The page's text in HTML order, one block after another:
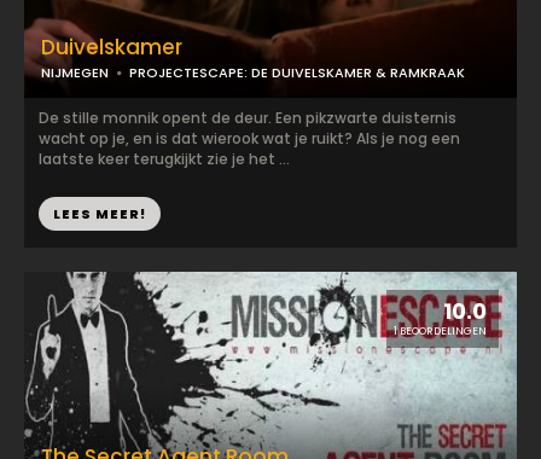
Duivelskamer
NIJMEGEN PROJECTESCAPE: DE DUIVELSKAMER & RAMKRAAK
De stille monnik opent de deur. Een pikzwarte duisternis
wacht op je, en is dat wierook wat je ruikt? Als je nog een
laatste keer terugkijkt zie je het ...
LEES MEER!
10.0
1 BEOORDELINGEN